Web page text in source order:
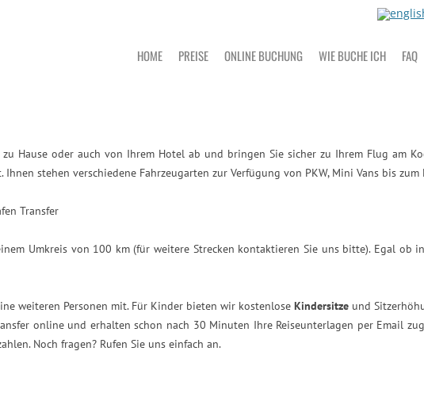
HOME PREISE ONLINE BUCHUNG WIE BUCHE ICH FAQ
Hause oder auch von Ihrem Hotel ab und bringen Sie sicher zu Ihrem Flug am
stehen verschiedene Fahrzeugarten zur Verfügung von PKW, Mini Vans bis zum
Umkreis von 100 km (für weitere Strecken kontaktieren Sie uns bitte). Egal ob
weiteren Personen mit. Für Kinder bieten wir kostenlose Kindersitze und
online und erhalten schon nach 30 Minuten Ihre Reiseunterlagen per Email
Noch fragen? Rufen Sie uns einfach an.